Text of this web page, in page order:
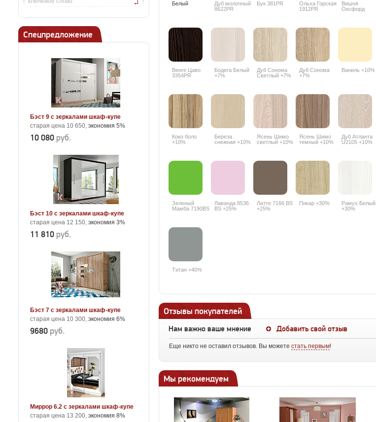
Спецпредложение
Бэст 9 с зеркалами шкаф-купе
старая цена 10 650, экономия 5%
10 080 руб.
Бэст 10 с зеркалами шкаф-купе
старая цена 12 150, экономия 3%
11 810 руб.
Бэст 7 с зеркалами шкаф-купе
старая цена 10 300, экономия 6%
9680 руб.
Миррор 6.2 с зеркалами шкаф-купе
старая цена 13 200, экономия 8%
Белый
Дуб молочный
8622PR
Бук 381PR
Ольха Горская
1912PR
Вишня
Оксфорд
Венге Цаво
3354PR
Бодега Белый
+7%
Дуб Сонома
Светлый +7%
Дуб Сонома
+7%
Ваниль +10%
Коко боло
+10%
Береза
снежная +10%
Ясень Шимо
светлый +10%
Ясень Шимо
темный +10%
Дуб Атланта
U2105 +10%
Зеленый
Мамба 7190BS
Лаванда 8536
BS +25%
Латте 7166 BS
+25%
Пикар +30%
Рамух Белый
+30%
Титан +40%
Отзывы покупателей
Нам важно ваше мнение Добавить свой отзыв
Еще никто не оставил отзывов. Вы можете стать первым!
Мы рекомендуем